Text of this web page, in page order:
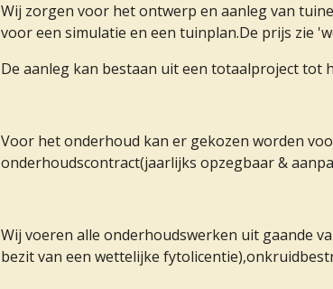
Wij zorgen voor het ontwerp en aanleg van
voor een simulatie en een tuinplan.De prijs zie
De aanleg kan bestaan uit een totaalproject tot
Voor het onderhoud kan er gekozen worden
onderhoudscontract(jaarlijks opzegbaar &
Wij voeren alle onderhoudswerken uit gaande
bezit van een wettelijke